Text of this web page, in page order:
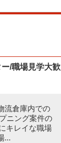
/職場見学大歓
流倉庫内での
ニング案件の
キレイな職場
...